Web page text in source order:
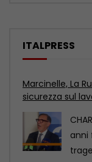
ITALPRESS
Marcinelle,
omaggio alle